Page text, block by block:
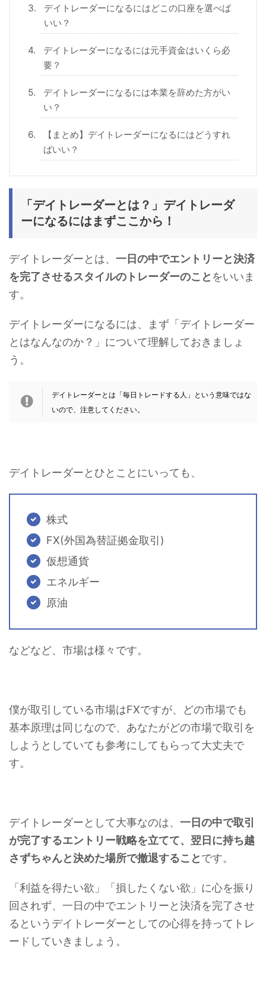
デイトレーダーになるにはどこの口座を選べば
いい？
デイトレーダーになるには元手資金はいくら必
要？
デイトレーダーになるには本業を辞めた方がい
い？
【まとめ】デイトレーダーになるにはどうすれ
ばいい？
「デイトレーダーとは？」デイトレーダ
ーになるにはまずここから！
デイトレーダーとは、 一日の中でエントリーと決済
を完了させるスタイルのトレーダーのこと をいいま
す。
デイトレーダーになるには、まず「デイトレーダー
とはなんなのか？」について理解しておきましょ
う。
デイトレーダーとは「毎日トレードする人」という意味ではな
いので、注意してください。
デイトレーダーとひとことにいっても、
株式
FX(外国為替証拠金取引)
仮想通貨
エネルギー
原油
などなど、市場は様々です。
僕が取引している市場はFXですが、どの市場でも
基本原理は同じなので、あなたがどの市場で取引を
しようとしていても参考にしてもらって大丈夫で
す。
デイトレーダーとして大事なのは、 一日の中で取引
が完了するエントリー戦略を立てて、翌日に持ち越
さずちゃんと決めた場所で撤退することです。
「利益を得たい欲」「損したくない欲」に心を振り
回されず、一日の中でエントリーと決済を完了させ
るというデイトレーダーとしての心得を持ってトレ
ードしていきましょう。